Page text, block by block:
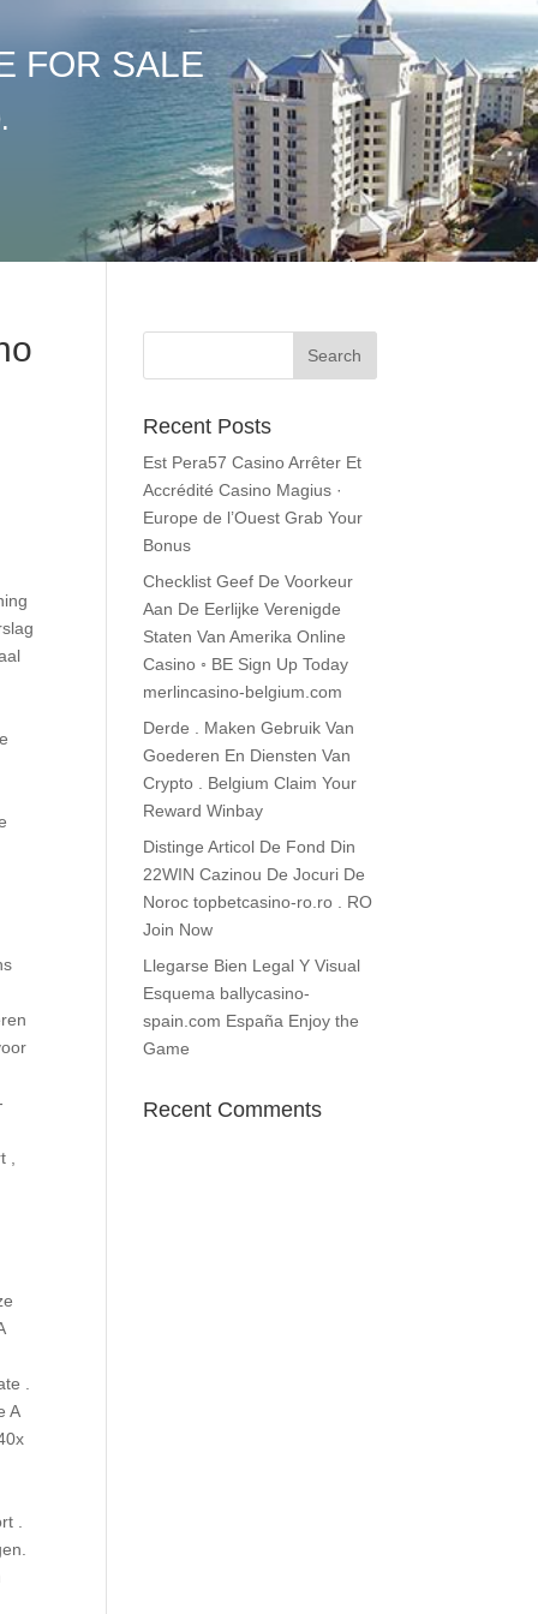
FOR SALE
.
A
.
Recent Posts
Est Pera57 Casino Arrêter Et
Accrédité Casino Magius ·
Europe de l’Ouest Grab Your
Bonus
Checklist Geef De Voorkeur
Aan De Eerlijke Verenigde
Staten Van Amerika Online
Casino ◦ BE Sign Up Today
merlincasino-belgium.com
Derde . Maken Gebruik Van
Goederen En Diensten Van
Crypto . Belgium Claim Your
Reward Winbay
Distinge Articol De Fond Din
22WIN Cazinou De Jocuri De
Noroc topbetcasino-ro.ro . RO
Join Now
Llegarse Bien Legal Y Visual
Esquema ballycasino-
spain.com España Enjoy the
Game
Recent Comments